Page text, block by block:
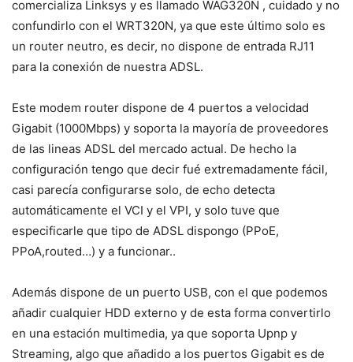
comercializa Linksys y es llamado WAG320N , cuidado y no
confundirlo con el WRT320N, ya que este último solo es
un router neutro, es decir, no dispone de entrada RJ11
para la conexión de nuestra ADSL.
Este modem router dispone de 4 puertos a velocidad
Gigabit (1000Mbps) y soporta la mayoría de proveedores
de las lineas ADSL del mercado actual. De hecho la
configuración tengo que decir fué extremadamente fácil,
casi parecía configurarse solo, de echo detecta
automáticamente el VCI y el VPI, y solo tuve que
especificarle que tipo de ADSL dispongo (PPoE,
PPoA,routed…) y a funcionar..
Además dispone de un puerto USB, con el que podemos
añadir cualquier HDD externo y de esta forma convertirlo
en una estación multimedia, ya que soporta Upnp y
Streaming, algo que añadido a los puertos Gigabit es de